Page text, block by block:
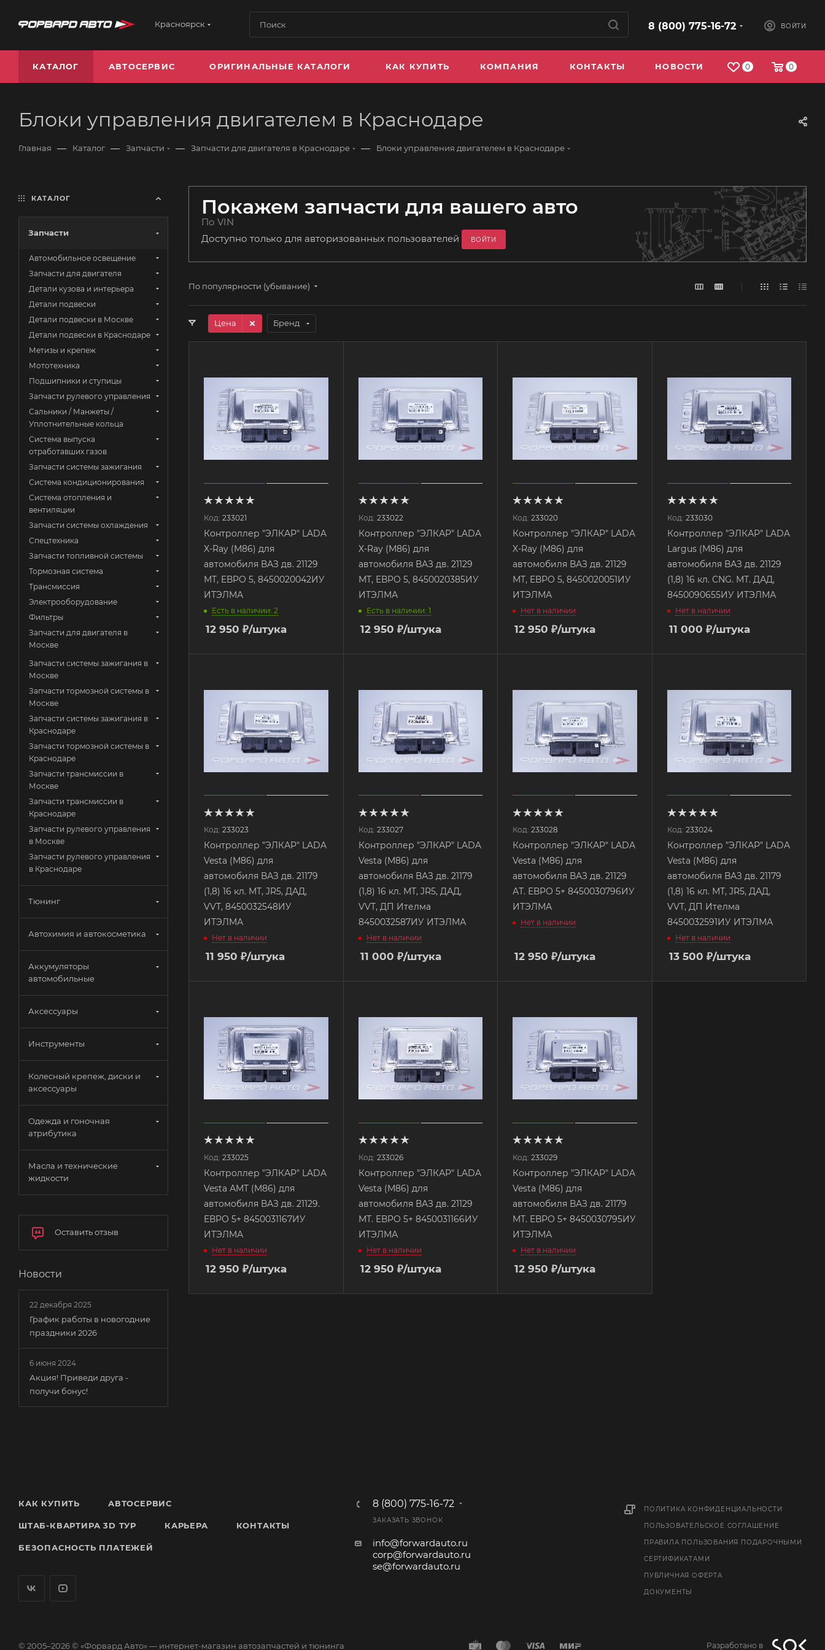
Красноярск 8 (800) 775-16-72 ВОЙТИ
0 0
КАТАЛОГ АВТОСЕРВИС ОРИГИНАЛЬНЫЕ КАТАЛОГИ КАК КУПИТЬ КОМПАНИЯ КОНТАКТЫ НОВОСТИ
Блоки управления двигателем в Краснодаре
Главная — Каталог — Запчасти — Запчасти для двигателя в Краснодаре — Блоки управления двигателем в Краснодаре
Покажем запчасти для вашего авто
По VIN
Доступно только для авторизованных пользователей
ВОЙТИ
По популярности (убывание)
Цена Бренд
Код: 233021
Контроллер "ЭЛКАР" LADA
X-Ray (М86) для
автомобиля ВАЗ дв. 21129
МТ, ЕВРО 5, 8450020042ИУ
ИТЭЛМА
Есть в наличии: 2
12 950 ₽/штука
Код: 233022
Контроллер "ЭЛКАР" LADA
X-Ray (М86) для
автомобиля ВАЗ дв. 21129
МТ, ЕВРО 5, 8450020385ИУ
ИТЭЛМА
Есть в наличии: 1
12 950 ₽/штука
Код: 233020
Контроллер "ЭЛКАР" LADA
X-Ray (М86) для
автомобиля ВАЗ дв. 21129
МТ, ЕВРО 5, 8450020051ИУ
ИТЭЛМА
Нет в наличии
12 950 ₽/штука
Код: 233030
Контроллер "ЭЛКАР" LADA
Largus (М86) для
автомобиля ВАЗ дв. 21129
(1,8) 16 кл. CNG. МТ. ДАД,
8450090655ИУ ИТЭЛМА
Нет в наличии
11 000 ₽/штука
Код: 233023
Контроллер "ЭЛКАР" LADA
Vesta (М86) для
автомобиля ВАЗ дв. 21179
(1,8) 16 кл. МТ, JR5, ДАД,
VVT, 8450032548ИУ
ИТЭЛМА
Нет в наличии
11 950 ₽/штука
Код: 233027
Контроллер "ЭЛКАР" LADA
Vesta (М86) для
автомобиля ВАЗ дв. 21179
(1,8) 16 кл. МТ, JR5, ДАД,
VVT, ДП Ителма
8450032587ИУ ИТЭЛМА
Нет в наличии
11 000 ₽/штука
Код: 233028
Контроллер "ЭЛКАР" LADA
Vesta (М86) для
автомобиля ВАЗ дв. 21129
АТ. ЕВРО 5+ 8450030796ИУ
ИТЭЛМА
Нет в наличии
12 950 ₽/штука
Код: 233024
Контроллер "ЭЛКАР" LADA
Vesta (М86) для
автомобиля ВАЗ дв. 21179
(1,8) 16 кл. МТ, JR5, ДАД,
VVT, ДП Ителма
8450032591ИУ ИТЭЛМА
Нет в наличии
13 500 ₽/штука
Код: 233025
Контроллер "ЭЛКАР" LADA
Vesta АМТ (М86) для
автомобиля ВАЗ дв. 21129.
ЕВРО 5+ 8450031167ИУ
ИТЭЛМА
Нет в наличии
12 950 ₽/штука
Код: 233026
Контроллер "ЭЛКАР" LADA
Vesta (М86) для
автомобиля ВАЗ дв. 21129
МТ. ЕВРО 5+ 8450031166ИУ
ИТЭЛМА
Нет в наличии
12 950 ₽/штука
Код: 233029
Контроллер "ЭЛКАР" LADA
Vesta (М86) для
автомобиля ВАЗ дв. 21179
МТ. ЕВРО 5+ 8450030795ИУ
ИТЭЛМА
Нет в наличии
12 950 ₽/штука
КАТАЛОГ
Запчасти
Автомобильное освещение
Запчасти для двигателя
Детали кузова и интерьера
Детали подвески
Детали подвески в Москве
Детали подвески в Краснодаре
Метизы и крепеж
Мототехника
Подшипники и ступицы
Запчасти рулевого управления
Сальники / Манжеты /
Уплотнительные кольца
Система выпуска
отработавших газов
Запчасти системы зажигания
Система кондиционирования
Система отопления и
вентиляции
Запчасти системы охлаждения
Спецтехника
Запчасти топливной системы
Тормозная система
Трансмиссия
Электрооборудование
Фильтры
Запчасти для двигателя в
Москве
Запчасти системы зажигания в
Москве
Запчасти тормозной системы в
Москве
Запчасти системы зажигания в
Краснодаре
Запчасти тормозной системы в
Краснодаре
Запчасти трансмиссии в
Москве
Запчасти трансмиссии в
Краснодаре
Запчасти рулевого управления
в Москве
Запчасти рулевого управления
в Краснодаре
Тюнинг
Автохимия и автокосметика
Аккумуляторы
автомобильные
Аксессуары
Инструменты
Колесный крепеж, диски и
аксессуары
Одежда и гоночная
атрибутика
Масла и технические
жидкости
Оставить отзыв
Новости
22 декабря 2025
График работы в новогодние
праздники 2026
6 июня 2024
Акция! Приведи друга -
получи бонус!
КАК КУПИТЬ АВТОСЕРВИС
ШТАБ-КВАРТИРА 3D ТУР КАРЬЕРА КОНТАКТЫ
БЕЗОПАСНОСТЬ ПЛАТЕЖЕЙ
8 (800) 775-16-72
ЗАКАЗАТЬ ЗВОНОК
info@forwardauto.ru
corp@forwardauto.ru
se@forwardauto.ru
ПОЛИТИКА КОНФИДЕНЦИАЛЬНОСТИ
ПОЛЬЗОВАТЕЛЬСКОЕ СОГЛАШЕНИЕ
ПРАВИЛА ПОЛЬЗОВАНИЯ ПОДАРОЧНЫМИ
СЕРТИФИКАТАМИ
ПУБЛИЧНАЯ ОФЕРТА
ДОКУМЕНТЫ
© 2005–2026 © «Форвард Авто» — интернет-магазин автозапчастей и тюнинга Разработано в